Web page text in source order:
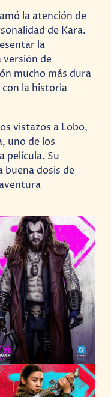
la atención de
de Kara.
la
versión de
mucho más dura
la historia
vistazos a Lobo,
uno de los
película. Su
buena dosis de